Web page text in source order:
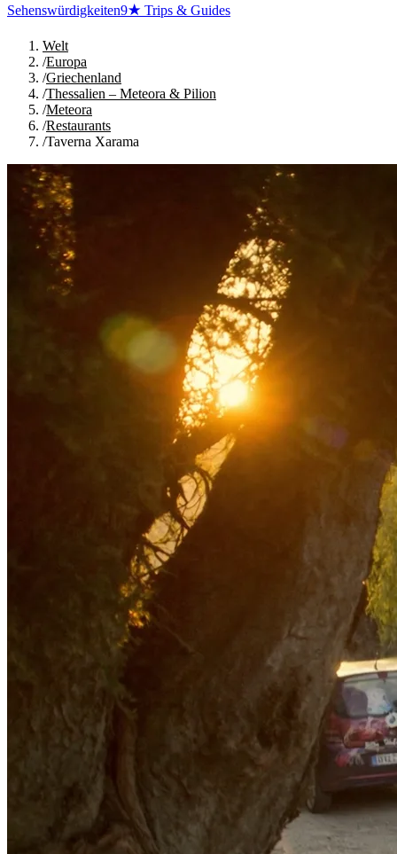
Sehenswürdigkeiten9★ Trips & Guides
Welt
/Europa
/Griechenland
/Thessalien – Meteora & Pilion
/Meteora
/Restaurants
/Taverna Xarama